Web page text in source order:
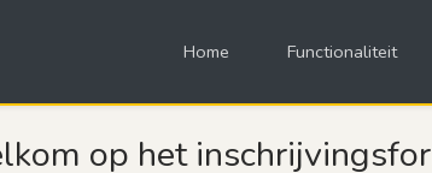
Home Functionaliteit
op het